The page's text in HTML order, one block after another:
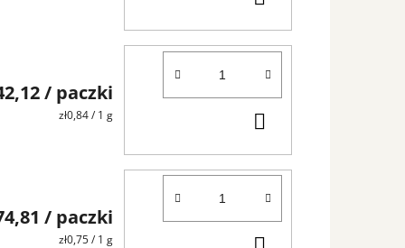
KOSZYKA
/ paczki
Cena
zł0,84 / 1 g
KOSZYKA
/ paczki
Cena
zł0,75 / 1 g